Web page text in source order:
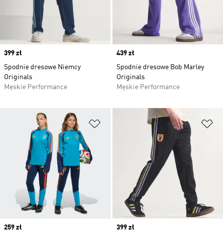
Price
399 zł
Spodnie dresowe Niemcy
Originals
Męskie Performance
Price
439 zł
Spodnie dresowe Bob Marley
Originals
Męskie Performance
Dodaj do listy życzeń
Price
259 zł
Price
399 zł